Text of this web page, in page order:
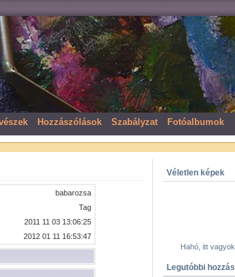
Hozzászólások Szabályzat Fotóalbumok
babarozsa
Tag
2011 11 03 13:06:25
2012 01 11 16:53:47
Véletlen képek
Legutóbbi